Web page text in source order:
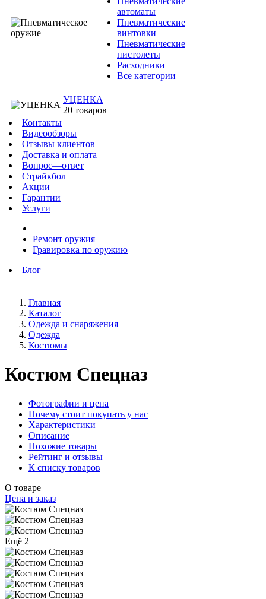
автоматы
Пневматические
винтовки
Пневматические
пистолеты
Расходники
Все категории
УЦЕНКА
20 товаров
Контакты
Видеообзоры
Отзывы клиентов
Доставка и оплата
Вопрос—ответ
Страйкбол
Акции
Гарантии
Услуги
Ремонт оружия
Гравировка по оружию
Блог
Главная
Каталог
Одежда и снаряжения
Одежда
Костюмы
Костюм Спецназ
Фотографии и цена
Почему стоит покупать у нас
Характеристики
Описание
Похожие товары
Рейтинг и отзывы
К списку товаров
О товаре
Цена и заказ
Ещё 2